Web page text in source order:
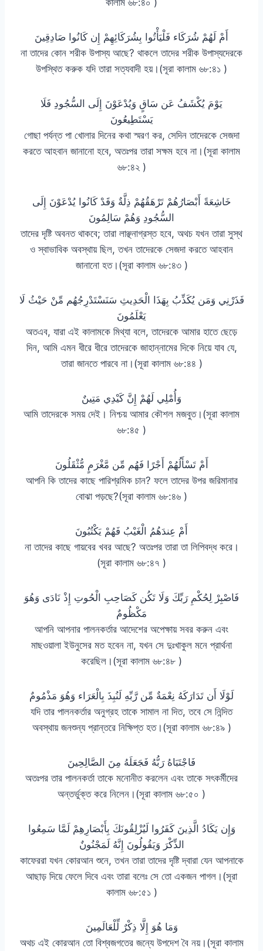
أَمْ لَهُمْ شُرَكَاء فَلْيَأْتُوا بِشُرَكَائِهِمْ إِن كَانُوا صَادِقِينَ
না তাদের কোন শরীক উপাস্য আছে? থাকলে তাদের শরীক উপাস্যদেরকে
উপস্থিত করুক যদি তারা সত্যবাদী হয়।(সূরা কালাম ৬৮:৪১ )
يَوْمَ يُكْشَفُ عَن سَاقٍ وَيُدْعَوْنَ إِلَى السُّجُودِ فَلَا
يَسْتَطِيعُونَ
গোছা পর্যন্ত পা খোলার দিনের কথা স্মরণ কর, সেদিন তাদেরকে সেজদা
করতে আহবান জানানো হবে, অতঃপর তারা সক্ষম হবে না।(সূরা কালাম
৬৮:৪২ )
خَاشِعَةً أَبْصَارُهُمْ تَرْهَقُهُمْ ذِلَّةٌ وَقَدْ كَانُوا يُدْعَوْنَ إِلَى
السُّجُودِ وَهُمْ سَالِمُونَ
তাদের দৃষ্টি অবনত থাকবে; তারা লাঞ্ছনাগ্রস্ত হবে, অথচ যখন তারা সুস্থ
ও স্বাভাবিক অবস্থায় ছিল, তখন তাদেরকে সেজদা করতে আহবান
জানানো হত।(সূরা কালাম ৬৮:৪৩ )
فَذَرْنِي وَمَن يُكَذِّبُ بِهَذَا الْحَدِيثِ سَنَسْتَدْرِجُهُم مِّنْ حَيْثُ لَا
يَعْلَمُونَ
অতএব, যারা এই কালামকে মিথ্যা বলে, তাদেরকে আমার হাতে ছেড়ে
দিন, আমি এমন ধীরে ধীরে তাদেরকে জাহান্নামের দিকে নিয়ে যাব যে,
তারা জানতে পারবে না।(সূরা কালাম ৬৮:৪৪ )
وَأُمْلِي لَهُمْ إِنَّ كَيْدِي مَتِينٌ
আমি তাদেরকে সময় দেই। নিশ্চয় আমার কৌশল মজবুত।(সূরা কালাম
৬৮:৪৫ )
أَمْ تَسْأَلُهُمْ أَجْرًا فَهُم مِّن مَّغْرَمٍ مُّثْقَلُونَ
আপনি কি তাদের কাছে পারিশ্রমিক চান? ফলে তাদের উপর জরিমানার
বোঝা পড়ছে?(সূরা কালাম ৬৮:৪৬ )
أَمْ عِندَهُمُ الْغَيْبُ فَهُمْ يَكْتُبُونَ
না তাদের কাছে গায়বের খবর আছে? অতঃপর তারা তা লিপিবদ্ধ করে।
(সূরা কালাম ৬৮:৪৭ )
فَاصْبِرْ لِحُكْمِ رَبِّكَ وَلَا تَكُن كَصَاحِبِ الْحُوتِ إِذْ نَادَى وَهُوَ
مَكْظُومٌ
আপনি আপনার পালনকর্তার আদেশের অপেক্ষায় সবর করুন এবং
মাছওয়ালা ইউনুসের মত হবেন না, যখন সে দুঃখাকুল মনে প্রার্থনা
করেছিল।(সূরা কালাম ৬৮:৪৮ )
لَوْلَا أَن تَدَارَكَهُ نِعْمَةٌ مِّن رَّبِّهِ لَنُبِذَ بِالْعَرَاء وَهُوَ مَذْمُومٌ
যদি তার পালনকর্তার অনুগ্রহ তাকে সামাল না দিত, তবে সে নিন্দিত
অবস্থায় জনশুন্য প্রান্তরে নিক্ষিপ্ত হত।(সূরা কালাম ৬৮:৪৯ )
فَاجْتَبَاهُ رَبُّهُ فَجَعَلَهُ مِنَ الصَّالِحِينَ
অতঃপর তার পালনকর্তা তাকে মনোনীত করলেন এবং তাকে সৎকর্মীদের
অন্তর্ভুক্ত করে নিলেন।(সূরা কালাম ৬৮:৫০ )
وَإِن يَكَادُ الَّذِينَ كَفَرُوا لَيُزْلِقُونَكَ بِأَبْصَارِهِمْ لَمَّا سَمِعُوا
الذِّكْرَ وَيَقُولُونَ إِنَّهُ لَمَجْنُونٌ
কাফেররা যখন কোরআন শুনে, তখন তারা তাদের দৃষ্টি দ্বারা যেন আপনাকে
আছাড় দিয়ে ফেলে দিবে এবং তারা বলেঃ সে তো একজন পাগল।(সূরা
কালাম ৬৮:৫১ )
وَمَا هُوَ إِلَّا ذِكْرٌ لِّلْعَالَمِينَ
অথচ এই কোরআন তো বিশ্বজগতের জন্যে উপদেশ বৈ নয়।(সূরা কালাম